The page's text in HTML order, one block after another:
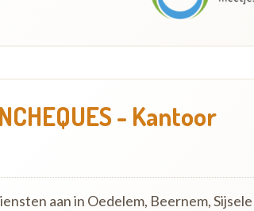
- Kantoor
aan in Oedelem, Beernem, Sijsele